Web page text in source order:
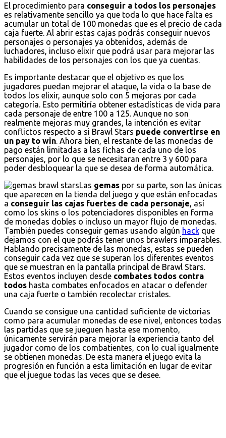
El procedimiento para conseguir a todos los personajes
es relativamente sencillo ya que toda lo que hace falta es
acumular un total de 100 monedas que es el precio de cada
caja fuerte. Al abrir estas cajas podrás conseguir nuevos
personajes o personajes ya obtenidos, además de
luchadores, incluso elixir que podrá usar para mejorar las
habilidades de los personajes con los que ya cuentas.
Es importante destacar que el objetivo es que los
jugadores puedan mejorar el ataque, la vida o la base de
todos los elixir, aunque solo con 5 mejoras por cada
categoría. Esto permitiría obtener estadísticas de vida para
cada personaje de entre 100 a 125. Aunque no son
realmente mejoras muy grandes, la intención es evitar
conflictos respecto a si Brawl Stars puede convertirse en
un pay to win . Ahora bien, el restante de las monedas de
pago están limitadas a las fichas de cada uno de los
personajes, por lo que se necesitaran entre 3 y 600 para
poder desbloquear la que se desea de forma automática.
Las gemas por su parte, son las únicas
que aparecen en la tienda del juego y que están enfocadas
a conseguir las cajas fuertes de cada personaje , así
como los skins o los potenciadores disponibles en forma
de monedas dobles o incluso un mayor flujo de monedas.
También puedes conseguir gemas usando algún hack que
dejamos con el que podrás tener unos brawlers imparables.
Hablando precisamente de las monedas, estas se pueden
conseguir cada vez que se superan los diferentes eventos
que se muestran en la pantalla principal de Brawl Stars.
Estos eventos incluyen desde combates todos contra
todos hasta combates enfocados en atacar o defender
una caja fuerte o también recolectar cristales.
Cuando se consigue una cantidad suficiente de victorias
como para acumular monedas de ese nivel, entonces todas
las partidas que se jueguen hasta ese momento,
únicamente servirán para mejorar la experiencia tanto del
jugador como de los combatientes, con lo cual igualmente
se obtienen monedas. De esta manera el juego evita la
progresión en función a esta limitación en lugar de evitar
que el juegue todas las veces que se desee.